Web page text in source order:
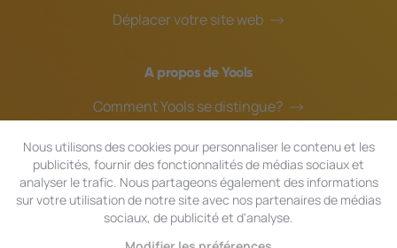
Déplacer votre site web
A propos de Yools
Comment Yools se distingue?
Blog
Assistance en ligne
Nous utilisons des cookies pour personnaliser le contenu et les
publicités, fournir des fonctionnalités de médias sociaux et
analyser le trafic. Nous partageons également des informations
sur votre utilisation de notre site avec nos partenaires de médias
sociaux, de publicité et d'analyse.